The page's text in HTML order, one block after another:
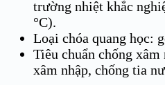
trường nhiệt khắc
°C).
Loại chóa quang học:
Tiêu chuẩn chống
xâm nhập, chống tia